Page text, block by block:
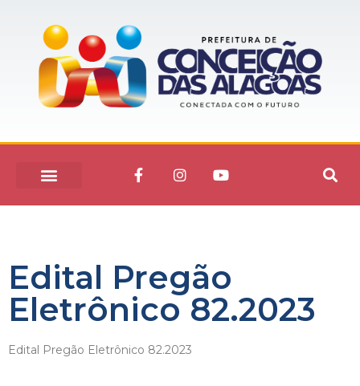
Edital Pregão
Eletrônico 82.2023
Edital Pregão Eletrônico 82.2023